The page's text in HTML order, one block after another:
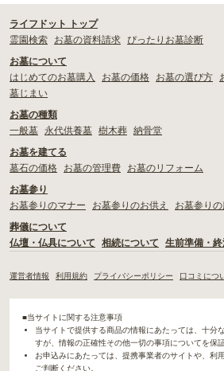
ライフドット トップ
霊園検索
お墓の資料請求 ぴったりお墓診断
お墓について
はじめてのお墓購入
お墓の価格 お墓の選び方
墓じまい
お墓の種類
一般墓
永代供養墓 樹木葬 納骨堂
お墓を建てる
墓石の価格
お墓の管理費
お墓のリフォーム
お墓参り
お墓参りのマナー
お墓参りのお供え お墓参りの
葬儀について
仏壇・仏具について
相続について 生前準備・
運営者情報 利用規約 プライバシーポリシー 口コミにつ
■当サイトに関する注意事項
当サイトで提供する商品の情報にあたっては、十分
すが、情報の正確性その他一切の事項についてを保
お申込みにあたっては、提携事業者のサイトや、利
ご判断ください。